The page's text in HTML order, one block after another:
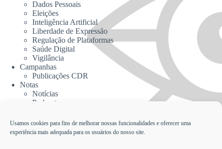
Usamos cookies para fins de melhorar nossas funcionalidades e oferecer uma
experiência mais adequada para os usuários do nosso site.
Dados Pessoais
Eleições
Inteligência Artificial
Liberdade de Expressão
Regulação de Plataformas
Saúde Digital
Vigilância
Campanhas
Publicações CDR
Notas
Notícias
Podcasts
Contato